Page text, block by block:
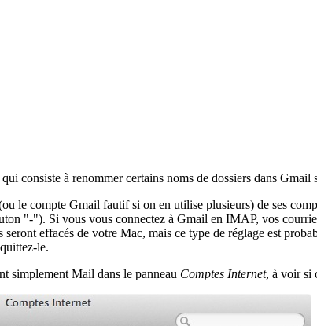
consiste à renommer certains noms de dossiers dans Gmail
le compte Gmail fautif si on en utilise plusieurs) de ses
"-"). Si vous vous connectez à Gmail en IMAP, vos
seront effacés de votre Mac, mais ce type de réglage est
le.
simplement Mail dans le panneau Comptes Internet, à voir si